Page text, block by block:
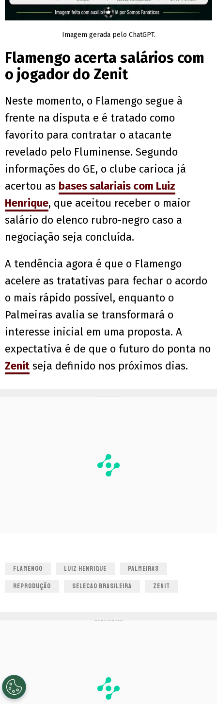
Imagem gerada pelo ChatGPT.
Flamengo acerta salários com
o jogador do Zenit
Neste momento, o Flamengo segue à
frente na disputa e é tratado como
favorito para contratar o atacante
revelado pelo Fluminense. Segundo
informações do GE, o clube carioca já
acertou as bases salariais com Luiz
Henrique, que aceitou receber o maior
salário do elenco rubro-negro caso a
negociação seja concluída.
A tendência agora é que o Flamengo
acelere as tratativas para fechar o acordo
o mais rápido possível, enquanto o
Palmeiras avalia se transformará o
interesse inicial em uma proposta. A
expectativa é de que o futuro do ponta no
Zenit seja definido nos próximos dias.
PUBLICIDADE
FLAMENGO LUIZ HENRIQUE PALMEIRAS
REPRODUÇÃO SELECAO BRASILEIRA ZENIT
PUBLICIDADE